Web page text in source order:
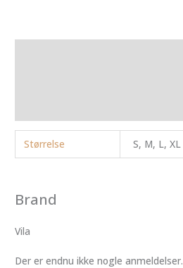
Størrelse S, M, L, XL
Brand
Vila
Der er endnu ikke nogle anmeldelser.